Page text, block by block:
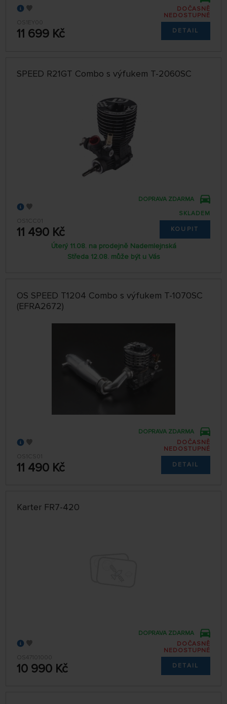
OS1EY00
11 699 Kč
DOČASNĚ
NEDOSTUPNÉ
DETAIL
SPEED R21GT Combo s výfukem T-2060SC
OS1CC01
11 490 Kč
DOPRAVA ZDARMA
SKLADEM
KOUPIT
Úterý 11.08. na prodejně Nademlejnská
Středa 12.08. může být u Vás
OS SPEED T1204 Combo s výfukem T-1070SC
(EFRA2672)
OS1CS01
11 490 Kč
DOPRAVA ZDARMA
DOČASNĚ
NEDOSTUPNÉ
DETAIL
Karter FR7-420
OS47101000
10 990 Kč
DOPRAVA ZDARMA
DOČASNĚ
NEDOSTUPNÉ
DETAIL